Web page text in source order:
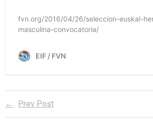
Prev Post